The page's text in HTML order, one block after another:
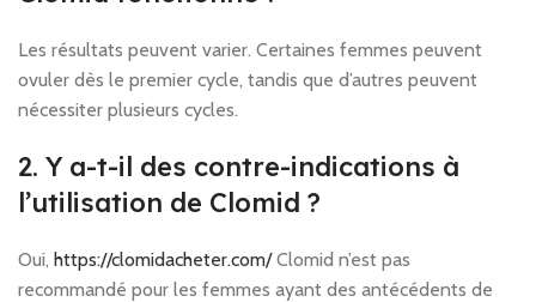
Les résultats peuvent varier. Certaines femmes peuvent
ovuler dès le premier cycle, tandis que d’autres peuvent
nécessiter plusieurs cycles.
2. Y a-t-il des contre-indications à
l’utilisation de Clomid ?
Oui, https://clomidacheter.com/Clomid n’est pas
recommandé pour les femmes ayant des antécédents de